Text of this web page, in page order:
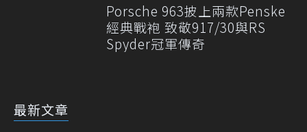
Porsche 963披上兩款Penske
經典戰袍 致敬917/30與RS
Spyder冠軍傳奇
最新文章